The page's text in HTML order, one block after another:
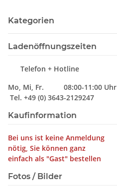
Kategorien
Ladenöffnungszeiten
Telefon + Hotline
Mo, Mi, Fr. 08:00-11:00 Uhr
Tel. +49 (0) 3643-2129247
Kaufinformation
Bei uns ist keine Anmeldung
nötig, Sie können ganz
einfach als "Gast" bestellen
Fotos / Bilder